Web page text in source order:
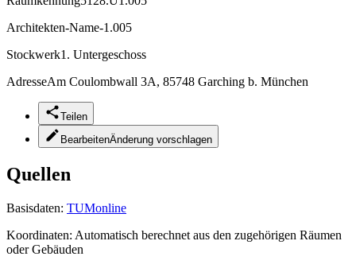
Architekten-Name-1.005
Stockwerk1. Untergeschoss
AdresseAm Coulombwall 3A, 85748 Garching b. München
Teilen
BearbeitenÄnderung vorschlagen
Quellen
Basisdaten: TUMonline
Koordinaten: Automatisch berechnet aus den zugehörigen Räumen
oder Gebäuden